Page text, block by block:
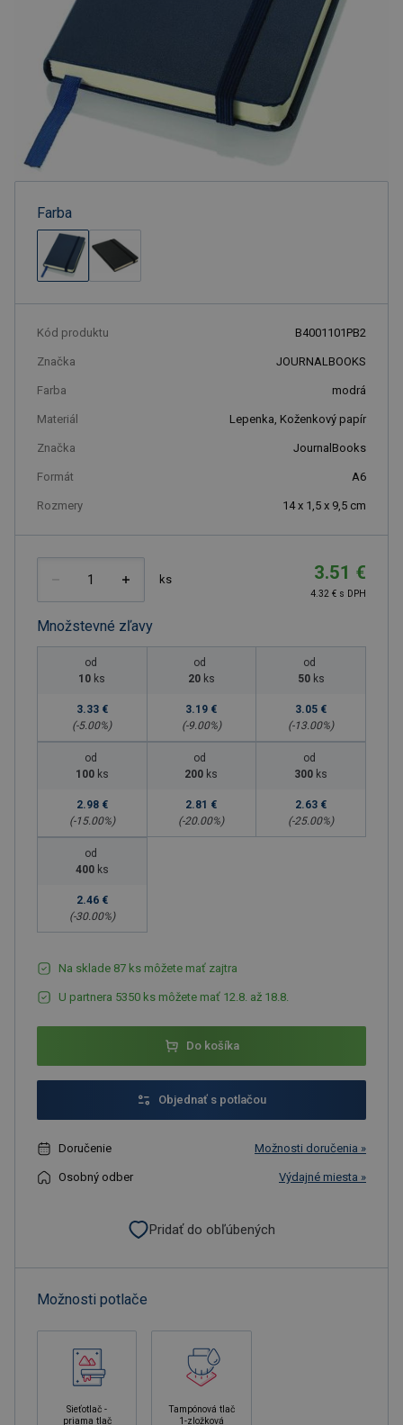
Farba
Kód produktu B4001101PB2
Značka JOURNALBOOKS
Farba modrá
Materiál Lepenka, Koženkový papír
Značka JournalBooks
Formát A6
Rozmery 14 x 1,5 x 9,5 cm
ks 3.51 €
4.32 € s DPH
Množstevné zľavy
od
10 ks
3.33 €
(-5.00%)
od
20 ks
3.19 €
(-9.00%)
od
50 ks
3.05 €
(-13.00%)
od
100 ks
2.98 €
(-15.00%)
od
200 ks
2.81 €
(-20.00%)
od
300 ks
2.63 €
(-25.00%)
od
400 ks
2.46 €
(-30.00%)
Na sklade 87 ks môžete mať zajtra
U partnera 5350 ks môžete mať 12.8. až 18.8.
Do košíka
Objednať s potlačou
Doručenie Možnosti doručenia »
Osobný odber Výdajné miesta »
Pridať do obľúbených
Možnosti potlače
Sieťotlač -
priama tlač
Tampónová tlač
1-zložková